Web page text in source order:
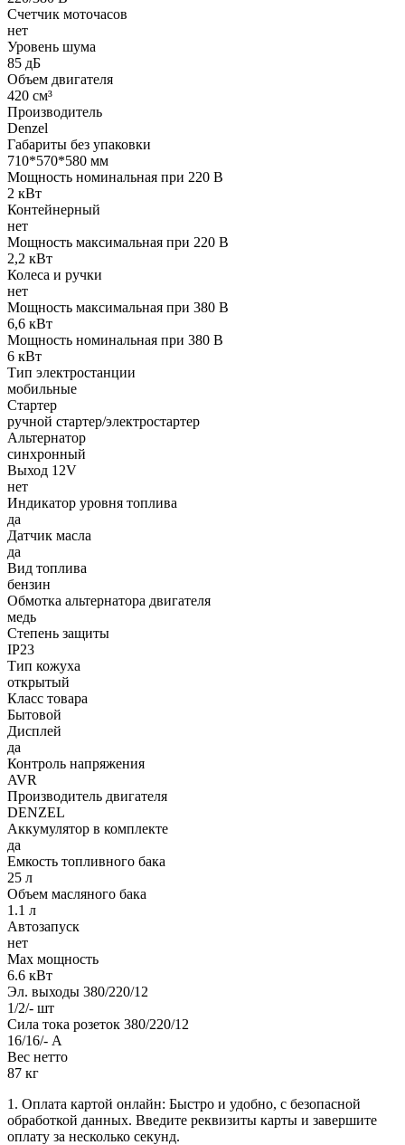
Счетчик моточасов
нет
Уровень шума
85 дБ
Объем двигателя
420 см³
Производитель
Denzel
Габариты без упаковки
710*570*580 мм
Мощность номинальная при 220 В
2 кВт
Контейнерный
нет
Мощность максимальная при 220 В
2,2 кВт
Колеса и ручки
нет
Мощность максимальная при 380 В
6,6 кВт
Мощность номинальная при 380 В
6 кВт
Тип электростанции
мобильные
Стартер
ручной стартер/электростартер
Альтернатор
синхронный
Выход 12V
нет
Индикатор уровня топлива
да
Датчик масла
да
Вид топлива
бензин
Обмотка альтернатора двигателя
медь
Степень защиты
IP23
Тип кожуха
открытый
Класс товара
Бытовой
Дисплей
да
Контроль напряжения
AVR
Производитель двигателя
DENZEL
Аккумулятор в комплекте
да
Емкость топливного бака
25 л
Объем масляного бака
1.1 л
Автозапуск
нет
Max мощность
6.6 кВт
Эл. выходы 380/220/12
1/2/- шт
Сила тока розеток 380/220/12
16/16/- А
Вес нетто
87 кг
1. Оплата картой онлайн: Быстро и удобно, с безопасной
обработкой данных. Введите реквизиты карты и завершите
оплату за несколько секунд.